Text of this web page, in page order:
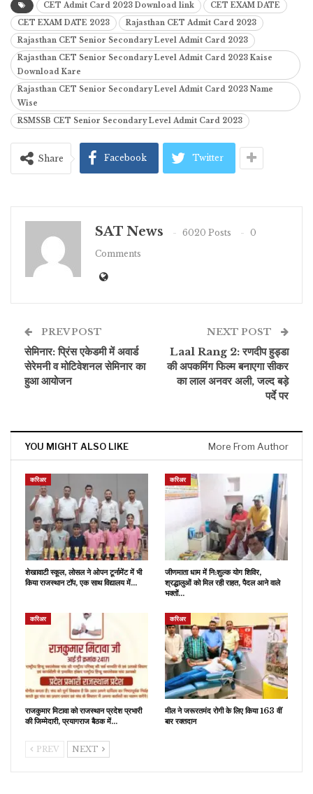
CET Admit Card 2023 Download link
CET EXAM DATE
CET EXAM DATE 2023
Rajasthan CET Admit Card 2023
Rajasthan CET Senior Secondary Level Admit Card 2023
Rajasthan CET Senior Secondary Level Admit Card 2023 Kaise
Download Kare
Rajasthan CET Senior Secondary Level Admit Card 2023 Name
Wise
RSMSSB CET Senior Secondary Level Admit Card 2023
Share Facebook Twitter
SAT News 6020 Posts
0
Comments
PREV POST
सेमिनार: प्रिंस एकेडमी में अवार्ड
सेरेमनी व मोटिवेशनल सेमिनार का
हुआ आयोजन
NEXT POST
Laal Rang 2: रणदीप हुड्डा
की अपकमिंग फिल्म बनाएगा सीकर
का लाल अनवर अली, जल्द बड़े
पर्दे पर
YOU MIGHT ALSO LIKE More From Author
करिअर
शेखावाटी स्कूल, लोसल ने ओपन टूर्नामेंट में भी
किया राजस्थान टॉप, एक साथ विद्यालय में…
करिअर
जीणमाता धाम में नि:शुल्क योग शिविर,
श्रद्धालुओं को मिल रही राहत, पैदल आने वाले
भक्तों…
करिअर
राजकुमार मिटावा को राजस्थान प्रदेश प्रभारी
की जिम्मेदारी, प्रयागराज बैठक में…
करिअर
मील ने जरूरतमंद रोगी के लिए किया 163 वीं
बार रक्तदान
PREV NEXT